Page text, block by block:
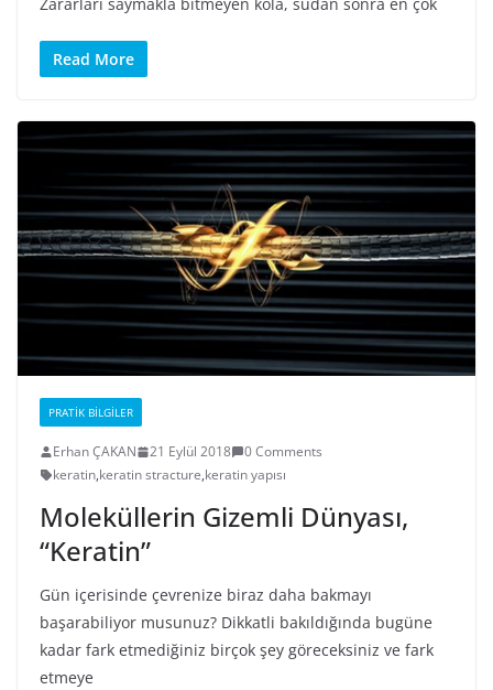
Read More
PRATIK BILGILER
Erhan ÇAKAN 21 Eylül 2018
0 Comments
keratin,keratin stracture,keratin yapısı
Moleküllerin Gizemli Dünyası,
“Keratin”
Gün içerisinde çevrenize biraz daha bakmayı
başarabiliyor musunuz? Dikkatli bakıldığında bugüne
kadar fark etmediğiniz birçok şey göreceksiniz ve fark
etmeye